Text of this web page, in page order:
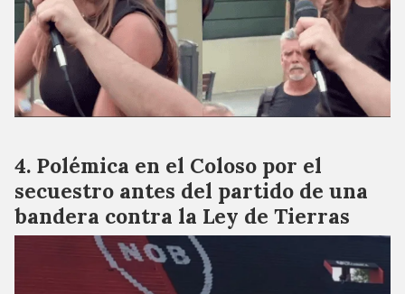
Polémica en el Coloso por el
secuestro antes del partido de una
bandera contra la Ley de Tierras